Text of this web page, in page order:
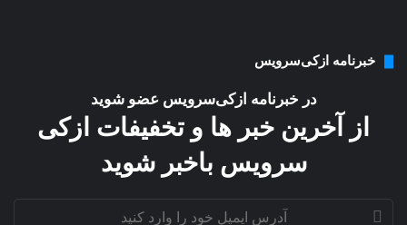
خبرنامه ازکی‌سرویس
در خبرنامه ازکی‌سرویس عضو شوید
از آخرین خبر ها و تخفیفات ازکی
سرویس باخبر شوید
آدرس